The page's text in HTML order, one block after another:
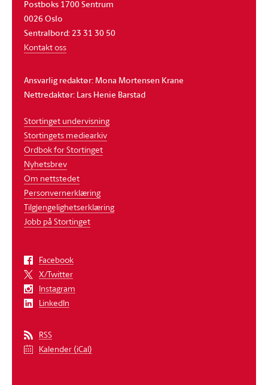
Postboks 1700 Sentrum
0026 Oslo
Sentralbord: 23 31 30 50
Kontakt oss
Ansvarlig redaktør: Mona Mortensen Krane
Nettredaktør: Lars Henie Barstad
Stortinget undervisning
Stortingets mediearkiv
Ordbok for Stortinget
Nyhetsbrev
Om nettstedet
Personvernerklæring
Tilgjengelighetserklæring
Jobb på Stortinget
Facebook
X/Twitter
Instagram
LinkedIn
RSS
Kalender (iCal)